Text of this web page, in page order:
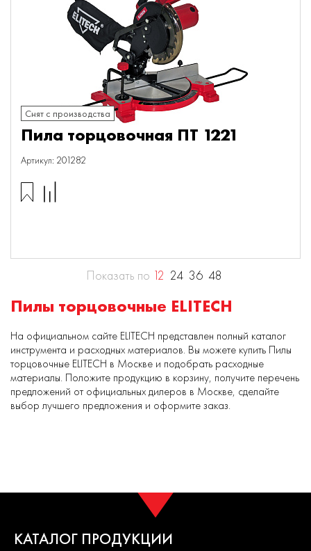
Снят с производства
Пила торцовочная ПТ 1221
Артикул: 201282
Показать по 12 24 36 48
Пилы торцовочные ELITECH
На официальном сайте ELITECH представлен полный каталог
инструмента и расходных материалов. Вы можете купить Пилы
торцовочные ELITECH в Москве и подобрать расходные
материалы. Положите продукцию в корзину, получите перечень
предложений от официальных дилеров в Москве, сделайте
выбор лучшего предложения и оформите заказ.
КАТАЛОГ ПРОДУКЦИИ